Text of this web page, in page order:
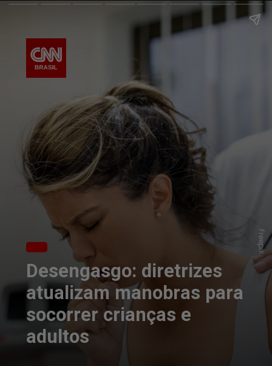
Desengasgo: diretrizes
atualizam manobras para
socorrer crianças e
adultos
Freepik